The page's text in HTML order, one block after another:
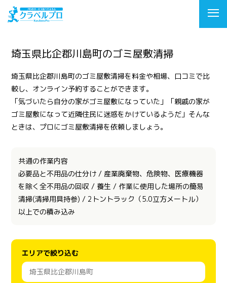
埼玉県比企郡川島町のゴミ屋敷清掃
埼玉県比企郡川島町のゴミ屋敷清掃を料金や相場、口コミで比
較し、オンライン予約することができます。
「気づいたら自分の家がゴミ屋敷になっていた」「親戚の家が
ゴミ屋敷になって近隣住民に迷惑をかけているようだ」そんな
ときは、プロにゴミ屋敷清掃を依頼しましょう。
共通の作業内容
必要品と不用品の仕分け / 産業廃棄物、危険物、医療機器
を除く全不用品の回収 / 養生 / 作業に使用した場所の簡易
清掃(清掃用具持参) / 2トントラック（5.0立方メートル）
以上での積み込み
エリアで絞り込む